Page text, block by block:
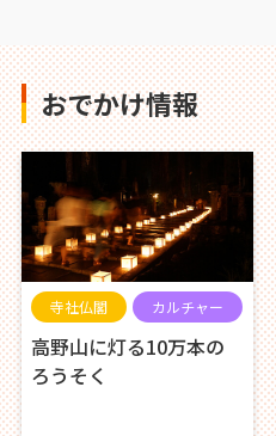
おでかけ情報
寺社仏閣 カルチャー
高野山に灯る10万本の
ろうそく